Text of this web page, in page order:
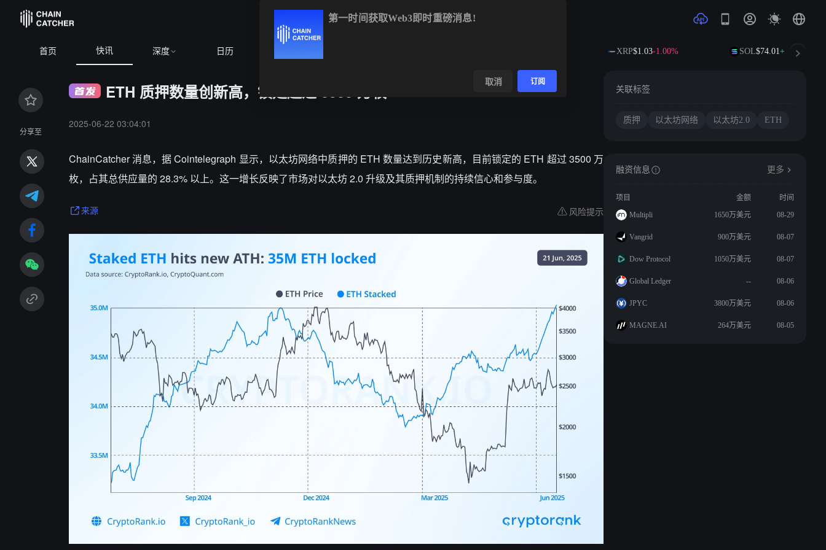
首页 快讯 深度 日历 XRP$1.03-1.00% SOL$74.01+1.26%
分享至
ETH 质押数量创新高，锁定超过 3500 万枚
2025-06-22 03:04:01
ChainCatcher 消息，据 Cointelegraph 显示，以太坊网络中质押的 ETH 数量达到历史新高，目前锁定的 ETH 超过 3500 万
枚，占其总供应量的 28.3% 以上。这一增长反映了市场对以太坊 2.0 升级及其质押机制的持续信心和参与度。
来源 风险提示
关联标签
质押 以太坊网络 以太坊2.0 ETH
融资信息 更多
项目 金额
时间
Multipli
1650万美元 08-29
Vangrid 900万美元 08-07
Dow Protocol 1050万美元 08-07
Global Ledger -- 08-06
JPYC 3800万美元 08-06
MAGNE.AI 264万美元 08-05
第一时间获取Web3即时重磅消息!
取消 订阅